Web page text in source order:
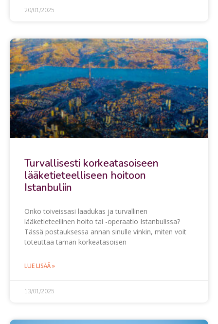
20/01/2025
Turvallisesti korkeatasoiseen
lääketieteelliseen hoitoon
Istanbuliin
Onko toiveissasi laadukas ja turvallinen
lääketieteellinen hoito tai -operaatio Istanbulissa?
Tässä postauksessa annan sinulle vinkin, miten voit
toteuttaa tämän korkeatasoisen
LUE LISÄÄ »
13/01/2025